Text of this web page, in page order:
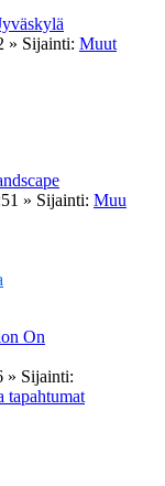
» Sijainti: Muut
» Sijainti: Muu
On
» Sijainti:
tapahtumat